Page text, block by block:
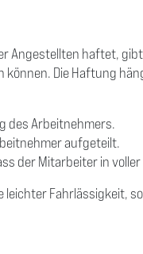
Angestellten haftet,
Die Haftung
des Arbeitnehmers.
aufgeteilt.
der Mitarbeiter in
leichter Fahrlässigkeit,